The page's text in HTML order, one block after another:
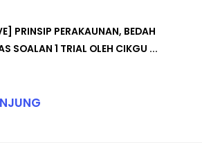
PRINSIP PERAKAUNAN, BEDAH
SOALAN 1 TRIAL OLEH CIKGU ...